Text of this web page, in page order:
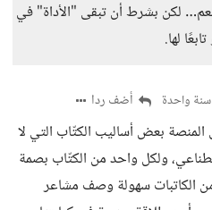
لكن بشرط أن تبقى "الأداة" في
لها.
واحدة أضف ردا
بعض أساليب الكتّاب التي لا
ولكل واحد من الكتّاب بصمة
الكاتبات سهولة وصف مشاعر